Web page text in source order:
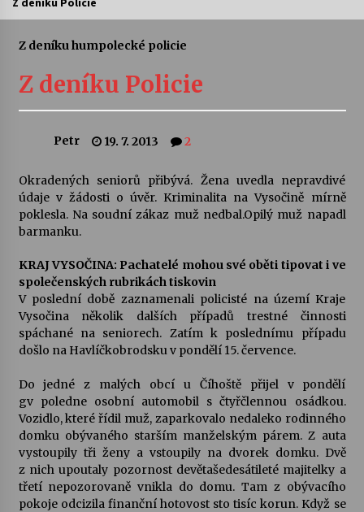
Sukuba Ensemble
kapkou
30. 7. 2026
Veselí muzikanti
30. 7. 2026
šedesátka: 28. 7.–1. 8. 2026
28. 7. 2026
Letní koncerty ve Stromovce: Kolchoz a
Jenakaši
28. 7. 2026
Votavžatský ploty
23. 7. 2026
Letní koncerty ve Stromovce: Rufus Miller
22. 7. 2026
Z deníku humpolecké policie
Z deníku Policie
Petr 19. 7. 2013 2
Okradených seniorů přibývá. Žena uvedla nepravdivé
údaje v žádosti o úvěr. Kriminalita na Vysočině mírně
poklesla. Na soudní zákaz muž nedbal.Opilý muž napadl
barmanku.
KRAJ VYSOČINA: Pachatelé mohou své oběti tipovat i ve
společenských rubrikách tiskovin
V poslední době zaznamenali policisté na území Kraje
Vysočina několik dalších případů trestné činnosti
spáchané na seniorech. Zatím k poslednímu případu
došlo na Havlíčkobrodsku v pondělí 15. července.
Do jedné z malých obcí u Číhoště přijel v pondělí
gv poledne osobní automobil s čtyřčlennou osádkou.
Vozidlo, které řídil muž, zaparkovalo nedaleko rodinného
domku obývaného starším manželským párem. Z auta
vystoupily tři ženy a vstoupily na dvorek domku. Dvě
z nich upoutaly pozornost devětašedesátileté majitelky a
třetí nepozorovaně vnikla do domu. Tam z obývacího
pokoje odcizila finanční hotovost sto tisíc korun. Když se